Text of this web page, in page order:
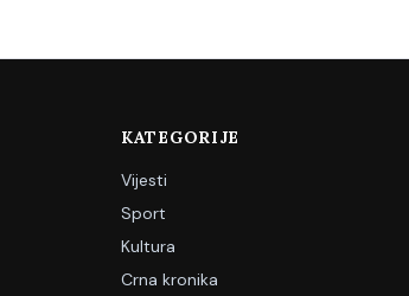
KATEGORIJE
Vijesti
Sport
Kultura
Crna kronika